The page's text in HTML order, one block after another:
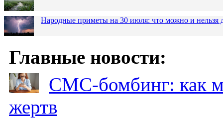
Народные приметы на 30 июля: что можно и нельзя
Главные новости:
СМС-бомбинг: как
жертв